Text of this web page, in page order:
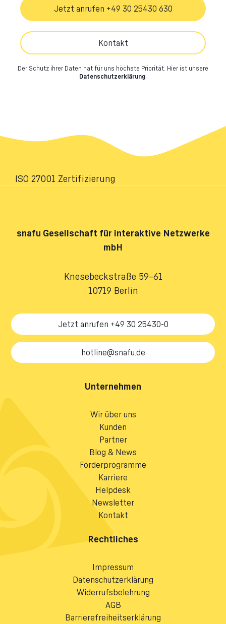
Jetzt anrufen +49 30 25430 630
Kontakt
Der Schutz ihrer Daten hat für uns höchste Priorität. Hier ist unsere
Datenschutzerklärung
ISO 27001 Zertifizierung
snafu Gesellschaft für interaktive Netzwerke
mbH
Knesebeckstraße 59–61
10719 Berlin
Jetzt anrufen +49 30 25430-0
hotline@snafu.de
Unternehmen
Wir über uns
Kunden
Partner
Blog & News
Förderprogramme
Karriere
Helpdesk
Newsletter
Kontakt
Rechtliches
Impressum
Datenschutzerklärung
Widerrufsbelehrung
AGB
Barrierefreiheitserklärung